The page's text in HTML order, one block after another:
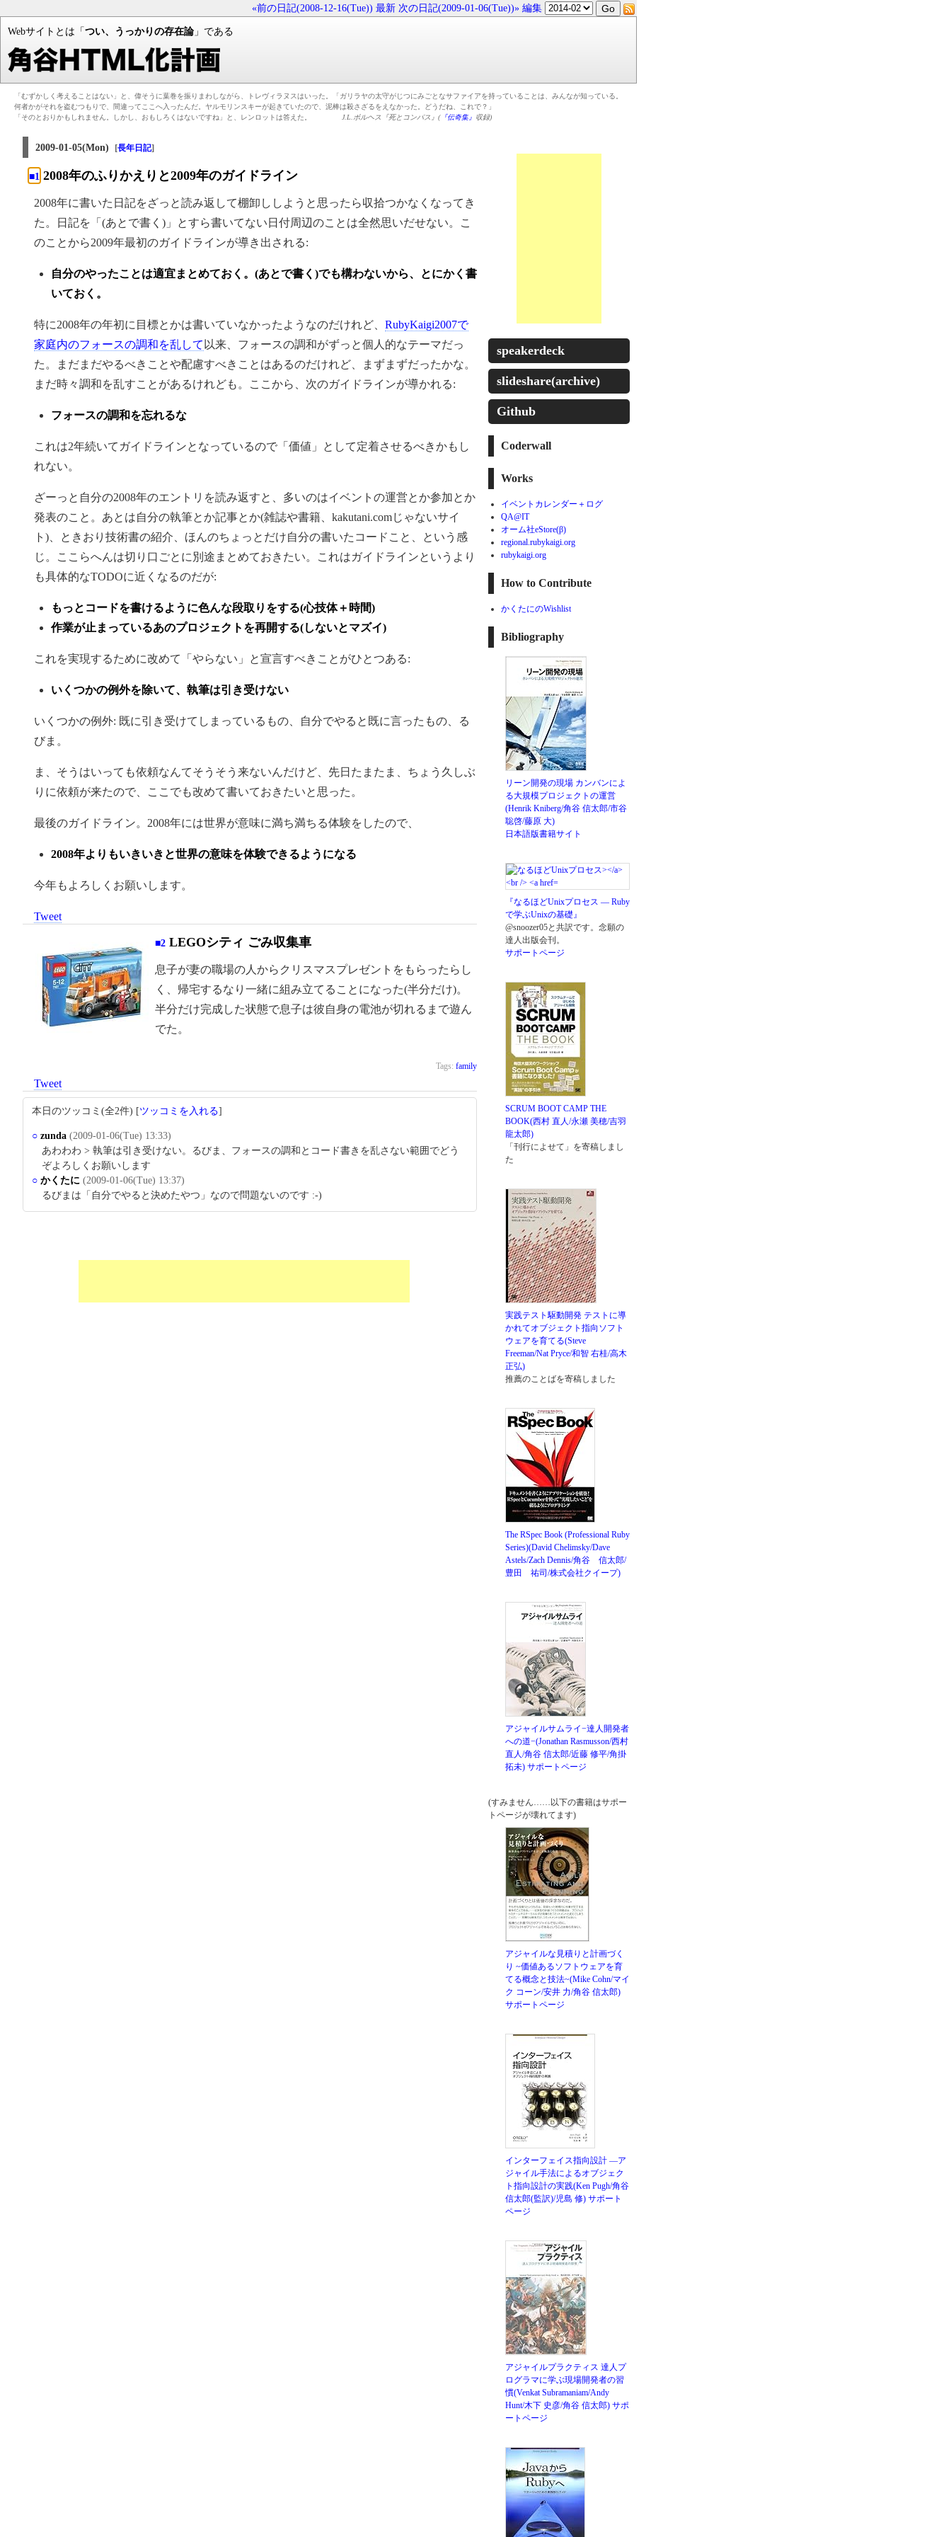
«前の日記(2008-12-16(Tue)) 最新 次の日記(2009-01-06(Tue))» 編集
Webサイトとは「 つい、うっかりの存在論」である
「むずかしく考えることはない」と、偉そうに葉巻を振りまわしながら、トレヴィラヌスはいった。「ガリラヤの太守がじつにみごとなサファイアを持っていることは、みんなが知っている。
何者かがそれを盗むつもりで、間違ってここへ入ったんだ。ヤルモリンスキーが起きていたので、泥棒は殺さざるをえなかった。どうだね、これで？」
「そのとおりかもしれません。しかし、おもしろくはないですね」と、レンロットは答えた。
J.L.ボルヘス『死とコンパス』(『伝奇集』 収録)
2009-01-05(Mon) [長年日記]
■1 2008年のふりかえりと2009年のガイドライン
2008年に書いた日記をざっと読み返して棚卸ししようと思ったら収拾つかなくなってき
た。日記を「(あとで書く)」とすら書いてない日付周辺のことは全然思いだせない。こ
のことから2009年最初のガイドラインが導き出される:
自分のやったことは適宜まとめておく。(あとで書く)でも構わないから、とにかく書
いておく。
特に2008年の年初に目標とかは書いていなかったようなのだけれど、 RubyKaigi2007で
家庭内のフォースの調和を乱して 以来、フォースの調和がずっと個人的なテーマだっ
た。まだまだやるべきことや配慮すべきことはあるのだけれど、まずまずだったかな。
まだ時々調和を乱すことがあるけれども。ここから、次のガイドラインが導かれる:
フォースの調和を忘れるな
これは2年続いてガイドラインとなっているので「価値」として定着させるべきかもし
れない。
ざーっと自分の2008年のエントリを読み返すと、多いのはイベントの運営とか参加とか
発表のこと。あとは自分の執筆とか記事とか(雑誌や書籍、kakutani.comじゃないサイ
ト)、ときおり技術書の紹介、ほんのちょっとだけ自分の書いたコードこと、という感
じ。ここらへんは切り口ごとに別途まとめておきたい。これはガイドラインというより
も具体的なTODOに近くなるのだが:
もっとコードを書けるように色んな段取りをする(心技体＋時間)
作業が止まっているあのプロジェクトを再開する(しないとマズイ)
これを実現するために改めて「やらない」と宣言すべきことがひとつある:
いくつかの例外を除いて、執筆は引き受けない
いくつかの例外: 既に引き受けてしまっているもの、自分でやると既に言ったもの、る
びま。
ま、そうはいっても依頼なんてそうそう来ないんだけど、先日たまたま、ちょう久しぶ
りに依頼が来たので、ここでも改めて書いておきたいと思った。
最後のガイドライン。2008年には世界が意味に満ち満ちる体験をしたので、
2008年よりもいきいきと世界の意味を体験できるようになる
今年もよろしくお願いします。
Tweet
■2 LEGOシティ ごみ収集車
息子が妻の職場の人からクリスマスプレゼントをもらったらし
く、帰宅するなり一緒に組み立てることになった(半分だけ)。
半分だけ完成した状態で息子は彼自身の電池が切れるまで遊ん
でた。
Tags: family
Tweet
本日のツッコミ(全2件) [ツッコミを入れる]
○ zunda (2009-01-06(Tue) 13:33)
あわわわ > 執筆は引き受けない。るびま、フォースの調和とコード書きを乱さない範囲でどう
ぞよろしくお願いします
○ かくたに (2009-01-06(Tue) 13:37)
るびまは「自分でやると決めたやつ」なので問題ないのです :-)
speakerdeck
slideshare(archive)
Github
Coderwall
Works
イベントカレンダー＋ログ
QA@IT
オーム社eStore(β)
regional.rubykaigi.org
rubykaigi.org
How to Contribute
かくたにのWishlist
Bibliography
リーン開発の現場 カンバンによ
る大規模プロジェクトの運営
(Henrik Kniberg/角谷 信太郎/市谷
聡啓/藤原 大)
日本語版書籍サイト
『なるほどUnixプロセス ― Ruby
で学ぶUnixの基礎』
@snoozer05と共訳です。念願の
達人出版会刊。
サポートページ
SCRUM BOOT CAMP THE
BOOK(西村 直人/永瀬 美穂/吉羽
龍太郎)
「刊行によせて」を寄稿しまし
た
実践テスト駆動開発 テストに導
かれてオブジェクト指向ソフト
ウェアを育てる(Steve
Freeman/Nat Pryce/和智 右桂/高木
正弘)
推薦のことばを寄稿しました
The RSpec Book (Professional Ruby
Series)(David Chelimsky/Dave
Astels/Zach Dennis/角谷 信太郎/
豊田 祐司/株式会社クイープ)
アジャイルサムライ−達人開発者
への道−(Jonathan Rasmusson/西村
直人/角谷 信太郎/近藤 修平/角掛
拓未) サポートページ
(すみません……以下の書籍はサポー
トページが壊れてます)
アジャイルな見積りと計画づく
り ~価値あるソフトウェアを育
てる概念と技法~(Mike Cohn/マイ
ク コーン/安井 力/角谷 信太郎)
サポートページ
インターフェイス指向設計 ―ア
ジャイル手法によるオブジェク
ト指向設計の実践(Ken Pugh/角谷
信太郎(監訳)/児島 修) サポート
ページ
アジャイルプラクティス 達人プ
ログラマに学ぶ現場開発者の習
慣(Venkat Subramaniam/Andy
Hunt/木下 史彦/角谷 信太郎) サポ
ートページ